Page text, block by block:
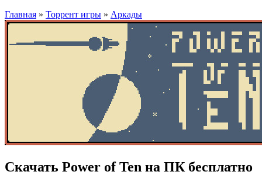
Главная » Торрент игры » Аркады
Скачать Power of Ten на ПК бесплатно